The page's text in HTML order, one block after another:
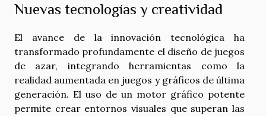
Nuevas tecnologías y creatividad
El avance de la innovación tecnológica ha
transformado profundamente el diseño de juegos
de azar, integrando herramientas como la
realidad aumentada en juegos y gráficos de última
generación. El uso de un motor gráfico potente
permite crear entornos visuales que superan las